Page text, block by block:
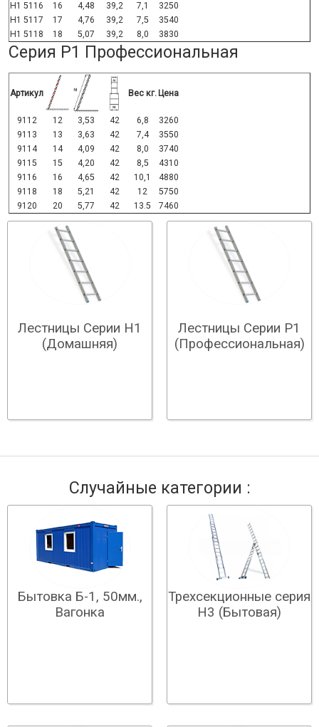
H1 5116
16 4,48 39,2 7,1
3250
H1 5117
17 4,76 39,2 7,5
3540
H1 5118
18 5,07 39,2 8,0 3830
Серия P1 Профессиональная
Артикул Вес кг. Цена
9112 12 3,53 42 6,8
3260
9113
13 3,63 42 7,4
3550
9114
14 4,09 42 8,0
3740
9115
15 4,20 42 8,5
4310
9116
16 4,65 42 10,1
4880
9118
18 5,21 42 12
5750
9120
20 5,77 42 13.5 7460
Лестницы Серии H1
(Домашняя)
Лестницы Серии Р1
(Профессиональная)
Случайные категории :
Бытовка Б-1, 50мм.,
Вагонка
Трехсекционные серия
Н3 (Бытовая)